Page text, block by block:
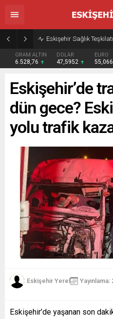
Eskişehir Sağlık
GRAM ALTIN
6.528,76
DOLAR
47,5952
EURO
Eskişehir’de
dün gece?
yolu trafik
Eskişehir Yerel
Eskişehir’de yaşanan son